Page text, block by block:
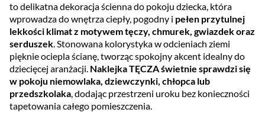
to delikatna dekoracja ścienna do pokoju dziecka, która
wprowadza do wnętrza ciepły, pogodny i pełen przytulnej
lekkości klimat z motywem tęczy, chmurek, gwiazdek oraz
serduszek. Stonowana kolorystyka w odcieniach ziemi
pięknie ociepla ścianę, tworząc spokojny akcent idealny do
dziecięcej aranżacji. Naklejka TĘCZA świetnie sprawdzi się
w pokoju niemowlaka, dziewczynki, chłopca lub
przedszkolaka, dodając przestrzeni uroku bez konieczności
tapetowania całego pomieszczenia.